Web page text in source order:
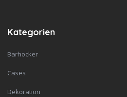
Kategorien
Barhocker
Cases
Dekoration